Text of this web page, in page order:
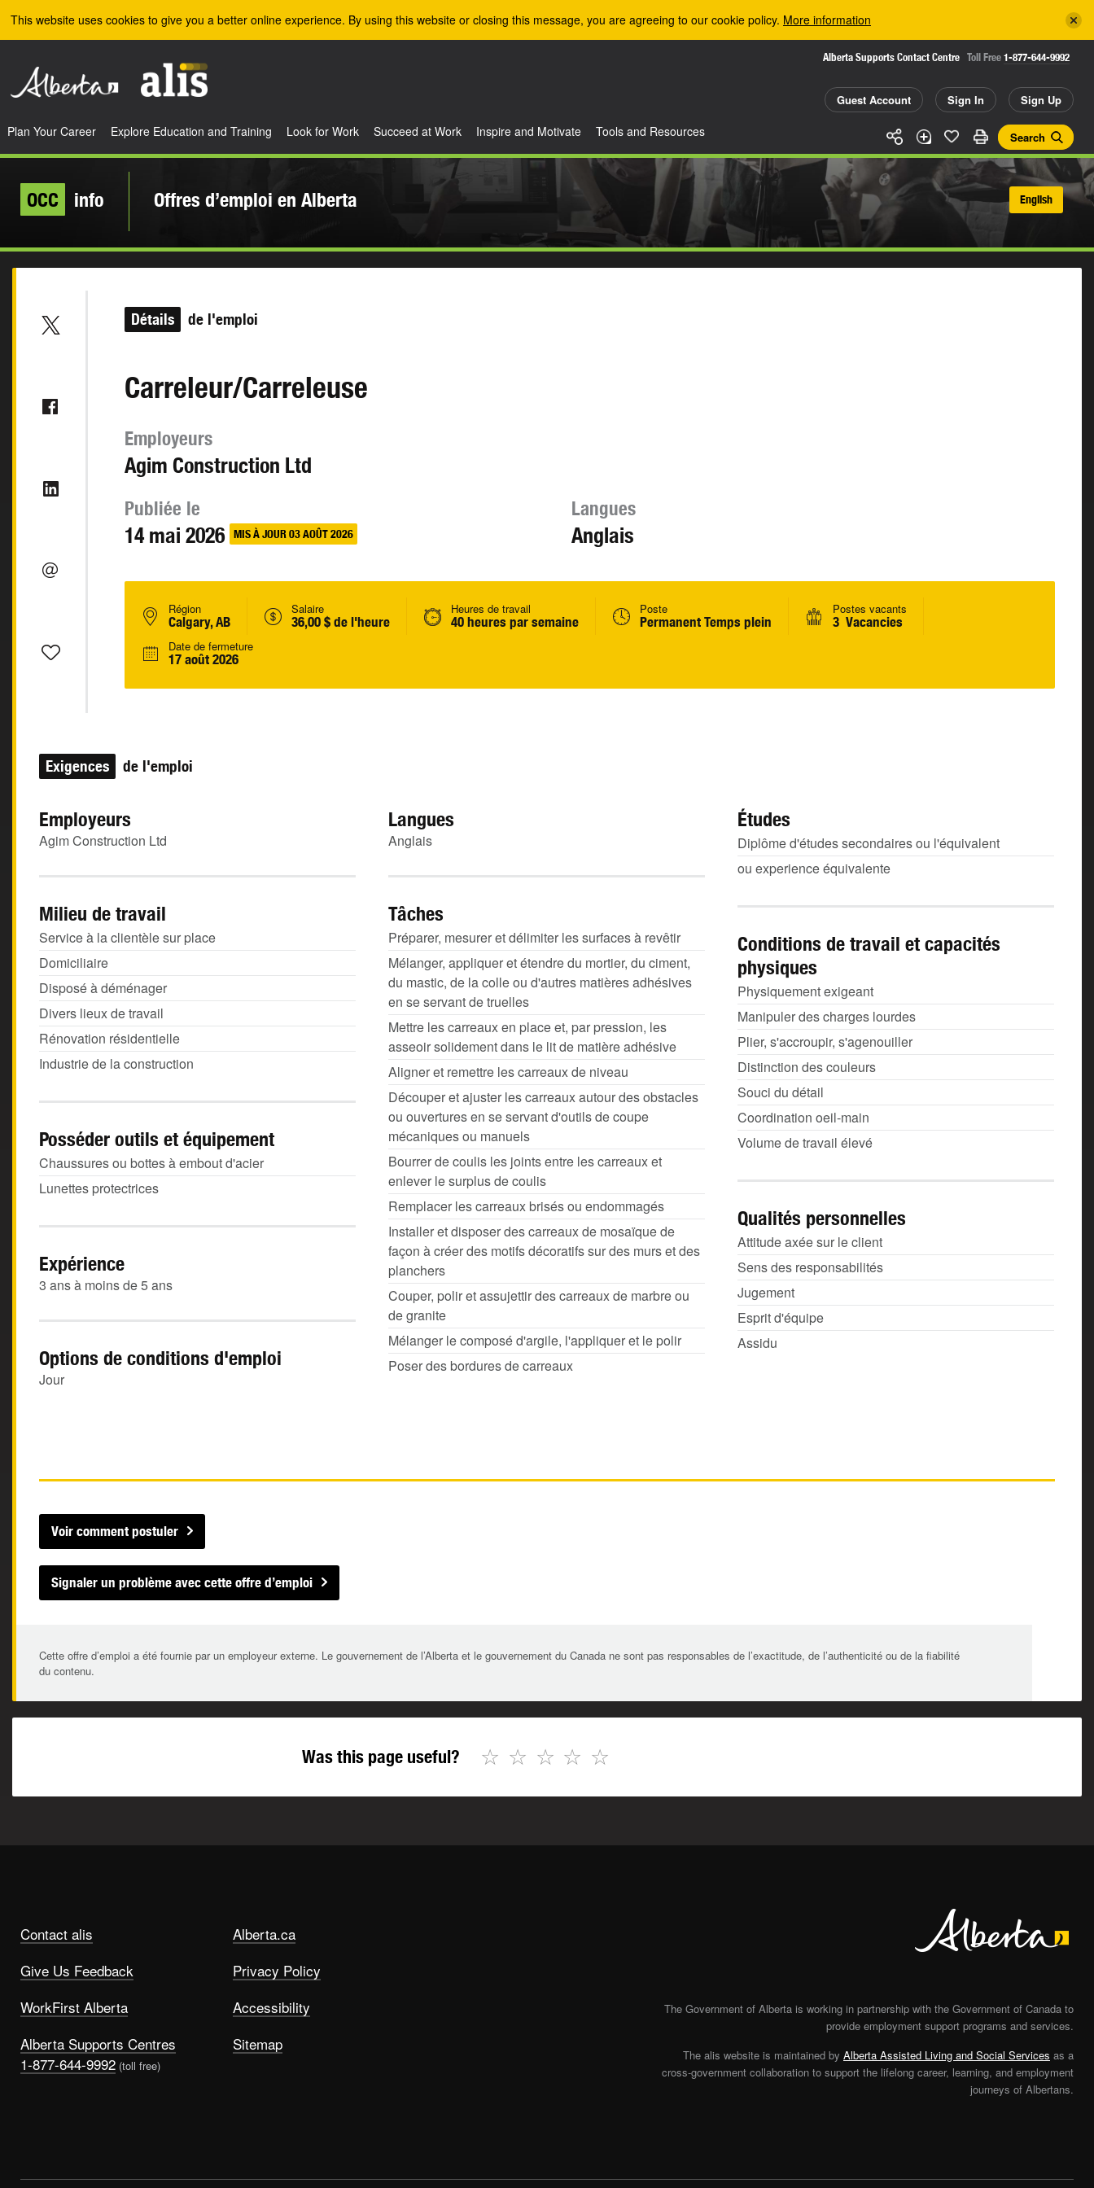
This website uses cookies to give you a better online experience. By using this website or closing this message, you are agreeing to our cookie policy. More information
Alberta Supports Contact Centre Toll Free 1-877-644-9992
Guest Account Sign In Sign Up
Search
Plan Your Career Explore Education and Training Look for Work Succeed at Work Inspire and Motivate Tools and Resources
OCC info Offres d’emploi en Alberta English
Détails de l'emploi
Carreleur/Carreleuse
Employeurs
Agim Construction Ltd
Publiée le
14 mai 2026 MIS À JOUR 03 AOÛT 2026
Langues
Anglais
Région
Calgary, AB
Salaire
36,00 $ de l'heure
Heures de travail
40 heures par semaine
Poste
Permanent Temps plein
Postes vacants
3 Vacancies
Date de fermeture
17 août 2026
Exigences de l'emploi
Employeurs
Agim Construction Ltd
Langues
Anglais
Études
Diplôme d'études secondaires ou l'équivalent
ou experience équivalente
Milieu de travail
Service à la clientèle sur place
Domiciliaire
Disposé à déménager
Divers lieux de travail
Rénovation résidentielle
Industrie de la construction
Tâches
Préparer, mesurer et délimiter les surfaces à revêtir
Mélanger, appliquer et étendre du mortier, du ciment,
du mastic, de la colle ou d'autres matières adhésives
en se servant de truelles
Mettre les carreaux en place et, par pression, les
asseoir solidement dans le lit de matière adhésive
Aligner et remettre les carreaux de niveau
Découper et ajuster les carreaux autour des obstacles
ou ouvertures en se servant d'outils de coupe
mécaniques ou manuels
Bourrer de coulis les joints entre les carreaux et
enlever le surplus de coulis
Remplacer les carreaux brisés ou endommagés
Installer et disposer des carreaux de mosaïque de
façon à créer des motifs décoratifs sur des murs et des
planchers
Couper, polir et assujettir des carreaux de marbre ou
de granite
Mélanger le composé d'argile, l'appliquer et le polir
Poser des bordures de carreaux
Conditions de travail et capacités
physiques
Physiquement exigeant
Manipuler des charges lourdes
Plier, s'accroupir, s'agenouiller
Distinction des couleurs
Souci du détail
Coordination oeil-main
Volume de travail élevé
Posséder outils et équipement
Chaussures ou bottes à embout d'acier
Lunettes protectrices
Qualités personnelles
Attitude axée sur le client
Sens des responsabilités
Jugement
Esprit d'équipe
Assidu
Expérience
3 ans à moins de 5 ans
Options de conditions d'emploi
Jour
Voir comment postuler
Signaler un problème avec cette offre d’emploi
Cette offre d’emploi a été fournie par un employeur externe. Le gouvernement de l’Alberta et le gouvernement du Canada ne sont pas responsables de l’exactitude, de l’authenticité ou de la fiabilité
du contenu.
Was this page useful? ☆
☆
☆
☆
☆
Contact alis
Give Us Feedback
WorkFirst Alberta
Alberta Supports Centres
1-877-644-9992 (toll free)
Alberta.ca
Privacy Policy
Accessibility
Sitemap
The Government of Alberta is working in partnership with the Government of Canada to
provide employment support programs and services.
The alis website is maintained by Alberta Assisted Living and Social Services as a
cross-government collaboration to support the lifelong career, learning, and employment
journeys of Albertans.